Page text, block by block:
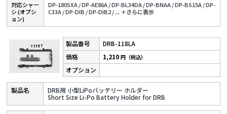
対応シャー
シ (オプシ
ョン)
DP-180SXA /DP-AE86A /DP-BL34DA /DP-BNAA /DP-BS15A /DP-
C33A /DP-DIB /DP-DIB2 /... ＋さらに表⽰
DRB-118LA
DRB用 小型LiPoバッテリー ホルダー
Short Size Li-Po Battery Holder for DRB
1,210円（税込）